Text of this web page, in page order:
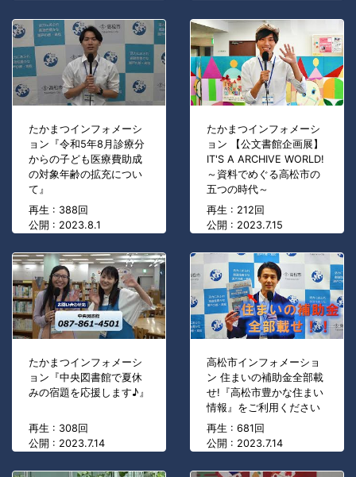
たかまつインフォメーシ
ョン『令和5年8月診療分
からの子ども医療費助成
の対象年齢の拡充につい
て』
再生 : 388回
公開 : 2023.8.1
たかまつインフォメーシ
ョン 【公文書館企画展】
IT'S A ARCHIVE WORLD!
～資料でめぐる高松市の
五つの時代～
再生 : 212回
公開 : 2023.7.15
たかまつインフォメーシ
ョン『中央図書館で夏休
みの宿題を応援します♪』
再生 : 308回
公開 : 2023.7.14
高松市インフォメーショ
ン 住まいの補助金全部載
せ!『高松市豊かな住まい
情報』をご利用ください
再生 : 681回
公開 : 2023.7.14